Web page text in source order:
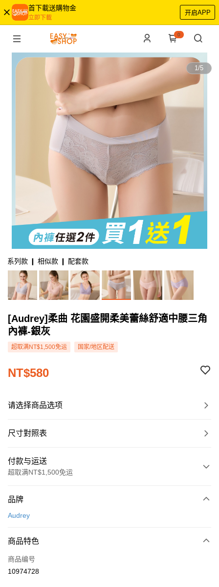
首下載送購物金
立即下載
开启APP
0
1/5
系列款 ❙ 相似款 ❙ 配套款
[Audrey]柔曲 花園盛開柔美蕾絲舒適中腰三角
內褲-銀灰
超取满NT$1,500免运 国家/地区配送
NT$580
请选择商品选项
尺寸對照表
付款与运送
超取满NT$1,500免运
信用卡一次付款
LINE Pay
Apple Pay
品牌
Audrey
商品特色
商品编号
10974728